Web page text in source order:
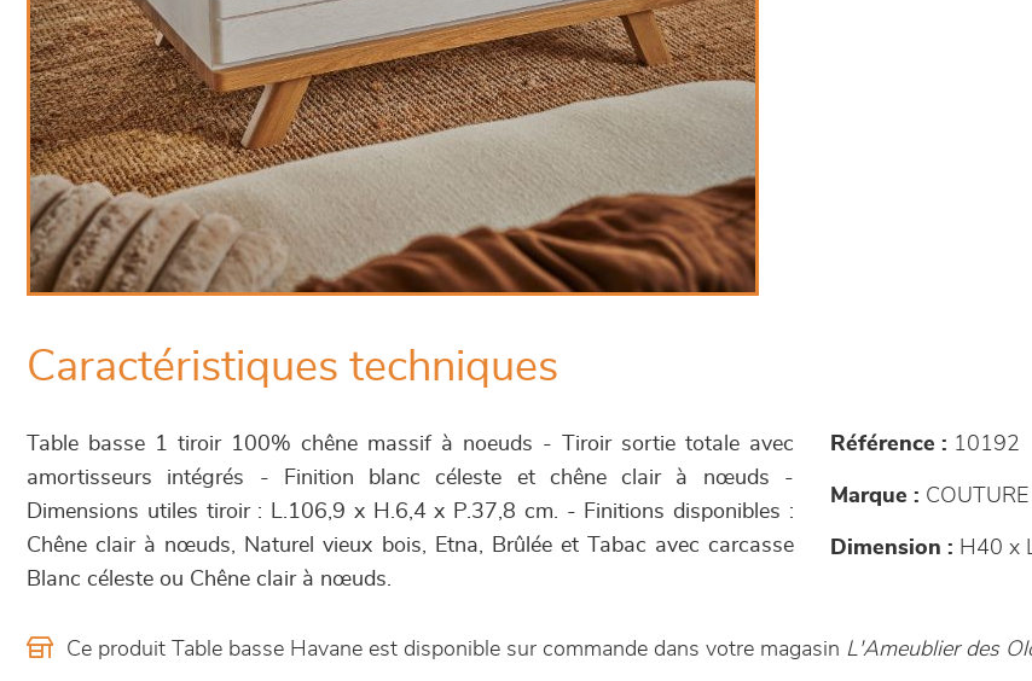
Caractéristiques techniques
Table basse 1 tiroir 100% chêne massif à noeuds - Tiroir sortie totale avec
amortisseurs intégrés - Finition blanc céleste et chêne clair à nœuds -
Dimensions utiles tiroir : L.106,9 x H.6,4 x P.37,8 cm. - Finitions disponibles :
Chêne clair à nœuds, Naturel vieux bois, Etna, Brûlée et Tabac avec carcasse
Blanc céleste ou Chêne clair à nœuds.
Référence : 10192
Marque : COUTURE
Dimension : H40 x
Ce produit Table basse Havane est disponible sur commande dans votre magasin L'Ameublier des